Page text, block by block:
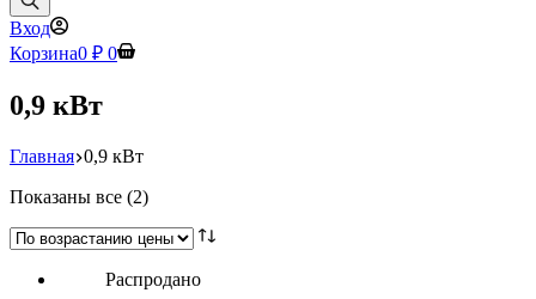
Вход
Корзина0 ₽ 0
0,9 кВт
Главная 0,9 кВт
Показаны все (2)Цены:
возрастанию
Распродано